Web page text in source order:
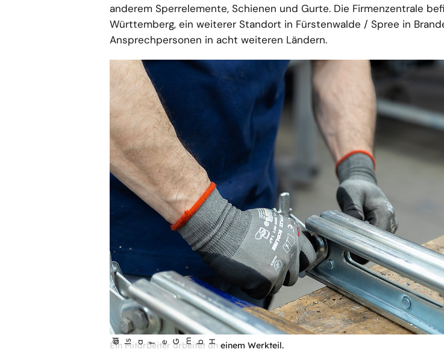
anderem Sperrelemente, Schienen und Gurte. Die Firmenzentrale
Württemberg, ein weiterer Standort in Fürstenwalde / Spree in
Ansprechpersonen in acht weiteren Ländern.
© a
l l
sa fe
Gm bH
Ein Mitarbeiter arbeitet an einem Werkteil.